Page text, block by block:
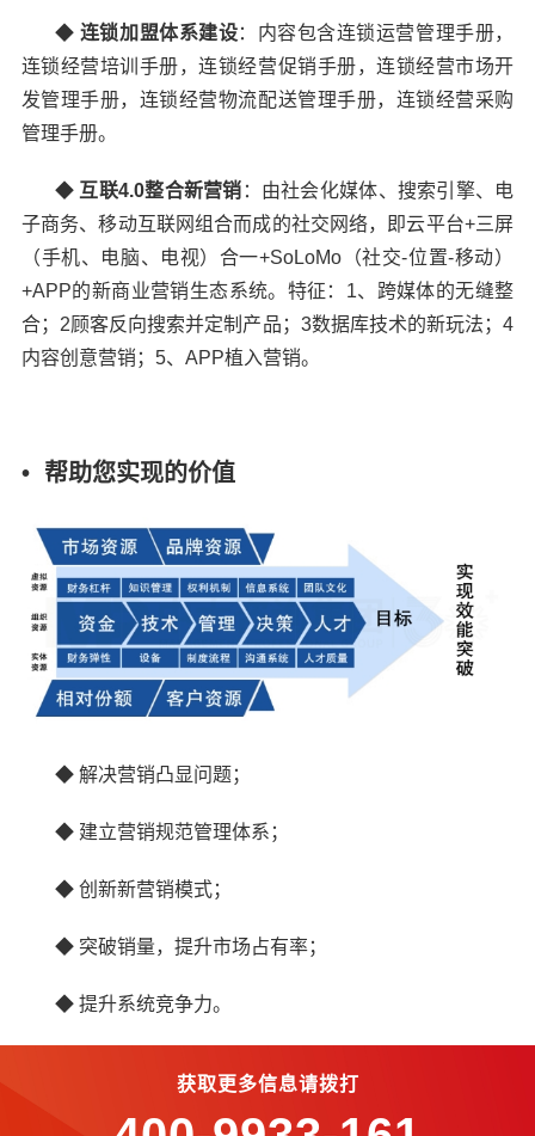
◆ 连锁加盟体系建设： 内容包含连锁运营管理手册，
连锁经营培训手册，连锁经营促销手册，连锁经营市场开
发管理手册，连锁经营物流配送管理手册，连锁经营采购
管理手册。
◆ 互联4.0整合新营销 ： 由社会化媒体、搜索引擎、电
子商务、移动互联网组合而成的社交网络，即云平台+三屏
（手机、电脑、电视）合一+SoLoMo（社交-位置-移动）
+APP的新商业营销生态系统。特征：1、跨媒体的无缝整
合；2顾客反向搜索并定制产品；3数据库技术的新玩法；4
内容创意营销；5、APP植入营销。
• 帮助您实现的价值
◆ 解决营销凸显问题；
◆ 建立营销规范管理体系；
◆ 创新新营销模式；
◆ 突破销量，提升市场占有率；
◆ 提升系统竞争力。
获取更多信息请拨打